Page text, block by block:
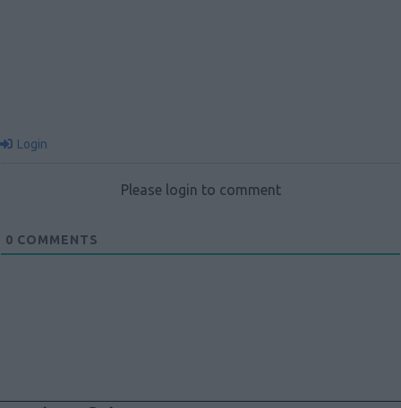
Login
Please login to comment
0 COMMENTS